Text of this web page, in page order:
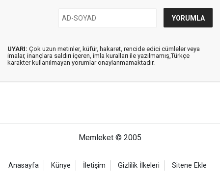
UYARI: Çok uzun metinler, küfür, hakaret, rencide edici cümleler veya
imalar, inançlara saldırı içeren, imla kuralları ile yazılmamış,Türkçe
karakter kullanılmayan yorumlar onaylanmamaktadır.
Memleket © 2005
Anasayfa Künye İletişim Gizlilik İlkeleri Sitene Ekle